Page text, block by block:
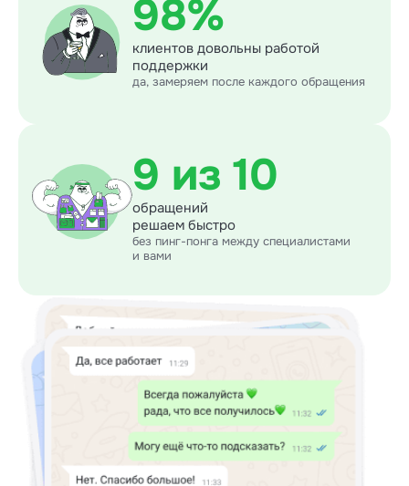
98%
клиентов довольны работой
поддержки
да, замеряем после каждого обращения
9 из 10
обращений
решаем быстро
без пинг-понга между специалистами
и вами